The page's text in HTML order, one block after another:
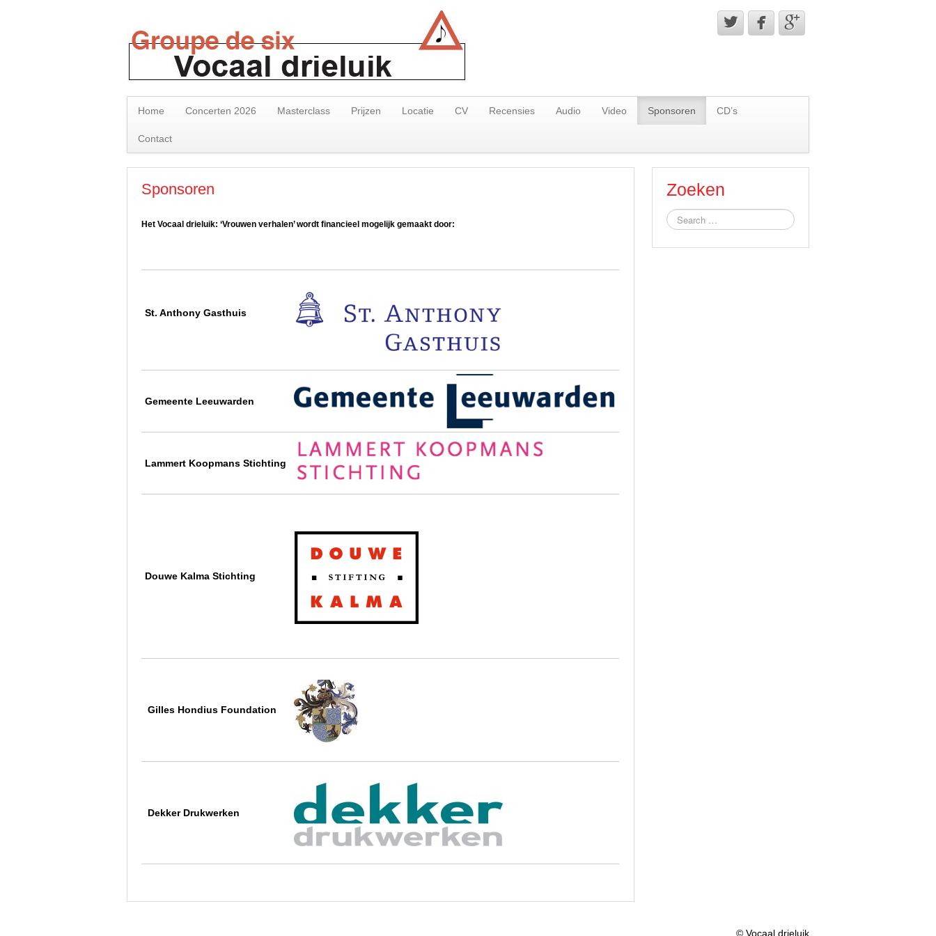
  
Home Concerten 2026 Masterclass Prijzen Locatie CV Recensies Audio Video Sponsoren CD’s
Contact
Sponsoren
Het Vocaal drieluik: ‘Vrouwen verhalen’ wordt financieel mogelijk gemaakt door:
St. Anthony Gasthuis
Gemeente Leeuwarden
Lammert Koopmans Stichting
Douwe Kalma Stichting
Gilles Hondius Foundation
Dekker Drukwerken
Zoeken
© Vocaal drieluik